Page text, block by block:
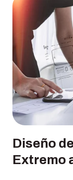
Diseño
Extremo